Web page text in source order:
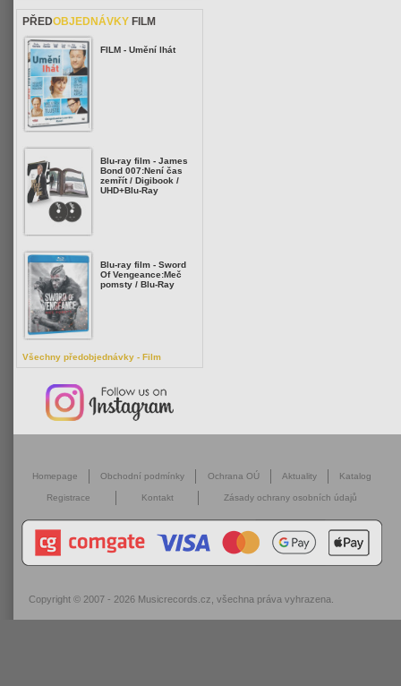
PŘEDOBJEDNÁVKY FILM
FILM - Umění lhát
Blu-ray film - James
Bond 007:Není čas
zemřít / Digibook /
UHD+Blu-Ray
Blu-ray film - Sword
Of Vengeance:Meč
pomsty / Blu-Ray
Všechny předobjednávky - Film
Homepage Obchodní podmínky Ochrana OÚ Aktuality Katalog
Registrace Kontakt Zásady ochrany osobních údajů
Copyright © 2007 - 2026 Musicrecords.cz , všechna práva vyhrazena.